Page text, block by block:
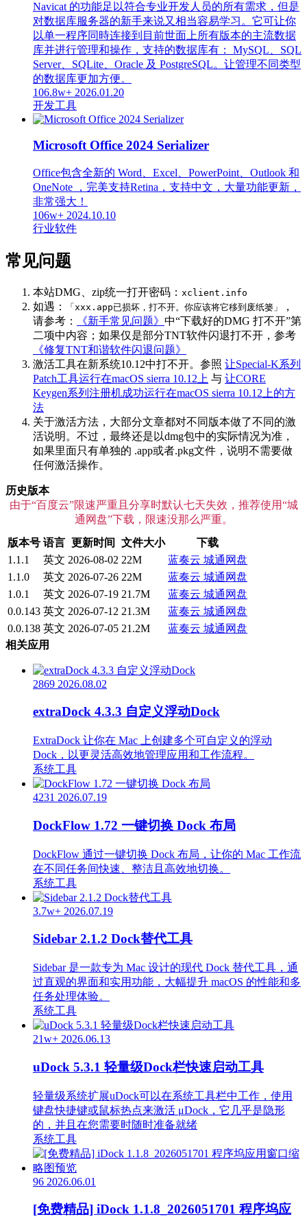
Navicat 的功能足以符合专业开发人员的所有需求，但是
对数据库服务器的新手来说又相当容易学习。它可让你
以单一程序同時连接到目前世面上所有版本的主流数据
库并进行管理和操作，支持的数据库有： MySQL、SQL
Server、SQLite、Oracle 及 PostgreSQL。让管理不同类型
的数据库更加方便。
106.8w+ 2026.01.20
开发工具
Microsoft Office 2024 Serializer
Office包含全新的 Word、Excel、PowerPoint、Outlook 和
OneNote ，完美支持Retina，支持中文，大量功能更新，
非常强大！
106w+ 2024.10.10
行业软件
常见问题
本站DMG、zip统一打开密码： xclient.info
如遇： 「xxx.app已损坏，打不开。你应该将它移到废纸篓」
，
请参考：
《新手常见问题》 中“下载好的DMG 打不开”第
二项中内容；如果仅是部分TNT软件闪退打不开，参考
《修复TNT和谐软件闪退问题》
激活工具在新系统10.12中打不开。参照 让Special-K系列
Patch工具运行在macOS sierra 10.12上 与 让CORE
Keygen系列注册机成功运行在macOS sierra 10.12上的方
法
关于激活方法，大部分文章都对不同版本做了不同的激
活说明。不过，最终还是以dmg包中的实际情况为准，
如果里面只有单独的 .app或者.pkg文件，说明不需要做
任何激活操作。
历史版本
由于“百度云”限速严重且分享时默认七天失效，推荐使用“城
通网盘”下载，限速没那么严重。
版本号 语言 更新时间 文件大小
下载
1.1.1
英文 2026-08-02 22M 蓝奏云 城通网盘
1.1.0
英文 2026-07-26 22M 蓝奏云 城通网盘
1.0.1
英文 2026-07-19 21.7M 蓝奏云 城通网盘
0.0.143 英文 2026-07-12 21.3M 蓝奏云 城通网盘
0.0.138 英文 2026-07-05 21.2M 蓝奏云 城通网盘
相关应用
2869 2026.08.02
extraDock 4.3.3 自定义浮动Dock
ExtraDock 让你在 Mac 上创建多个可自定义的浮动
Dock，以更灵活高效地管理应用和工作流程。
系统工具
4231 2026.07.19
DockFlow 1.72 一键切换 Dock 布局
DockFlow 通过一键切换 Dock 布局，让你的 Mac 工作流
在不同任务间快速、整洁且高效地切换。
系统工具
3.7w+ 2026.07.19
Sidebar 2.1.2 Dock替代工具
Sidebar 是一款专为 Mac 设计的现代 Dock 替代工具，通
过直观的界面和实用功能，大幅提升 macOS 的性能和多
任务处理体验。
系统工具
21w+ 2026.06.13
uDock 5.3.1 轻量级Dock栏快速启动工具
轻量级系统扩展uDock可以在系统工具栏中工作，使用
键盘快捷键或鼠标热点来激活 μDock，它几乎是隐形
的，并且在您需要时随时准备就绪
系统工具
96 2026.06.01
[免费精品] iDock 1.1.8_2026051701 程序坞应